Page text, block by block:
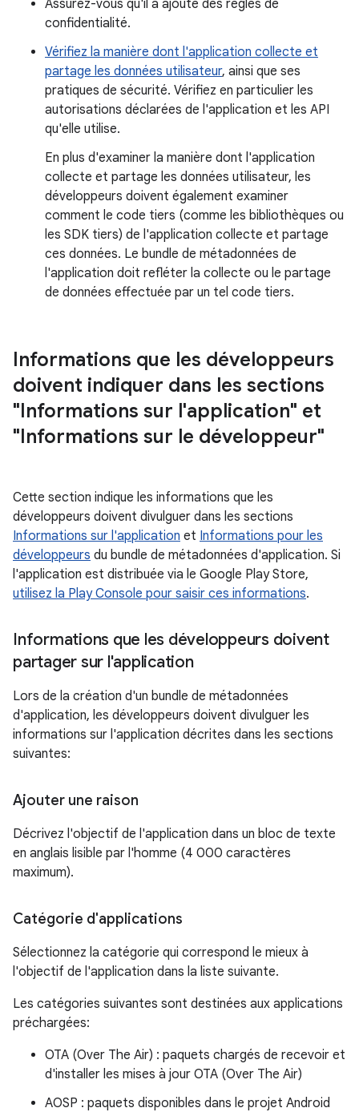
Assurez-vous qu'il a ajouté des règles de
confidentialité.
Vérifiez la manière dont l'application collecte et
partage les données utilisateur, ainsi que ses
pratiques de sécurité. Vérifiez en particulier les
autorisations déclarées de l'application et les API
qu'elle utilise.
En plus d'examiner la manière dont l'application
collecte et partage les données utilisateur, les
développeurs doivent également examiner
comment le code tiers (comme les bibliothèques ou
les SDK tiers) de l'application collecte et partage
ces données. Le bundle de métadonnées de
l'application doit refléter la collecte ou le partage
de données effectuée par un tel code tiers.
Informations que les développeurs
doivent indiquer dans les sections
"Informations sur l'application" et
"Informations sur le développeur"
Cette section indique les informations que les
développeurs doivent divulguer dans les sections
Informations sur l'application et Informations pour les
développeurs du bundle de métadonnées d'application. Si
l'application est distribuée via le Google Play Store,
utilisez la Play Console pour saisir ces informations.
Informations que les développeurs doivent
partager sur l'application
Lors de la création d'un bundle de métadonnées
d'application, les développeurs doivent divulguer les
informations sur l'application décrites dans les sections
suivantes:
Ajouter une raison
Décrivez l'objectif de l'application dans un bloc de texte
en anglais lisible par l'homme (4 000 caractères
maximum).
Catégorie d'applications
Sélectionnez la catégorie qui correspond le mieux à
l'objectif de l'application dans la liste suivante.
Les catégories suivantes sont destinées aux applications
préchargées:
OTA (Over The Air) : paquets chargés de recevoir et
d'installer les mises à jour OTA (Over The Air)
AOSP : paquets disponibles dans le projet Android